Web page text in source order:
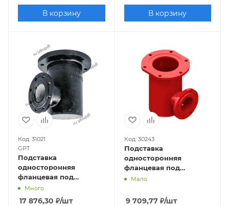
В корзину В корзину
Код: 31021
GPT
Подставка
односторонняя
фланцевая под
гидрант ППФО-200
(чугун) Ру10
Много
17 876,30 ₽/шт
Код: 30243
Подставка
односторонняя
фланцевая под
гидрант ППФО-150
Мало
9 709,77₽/шт